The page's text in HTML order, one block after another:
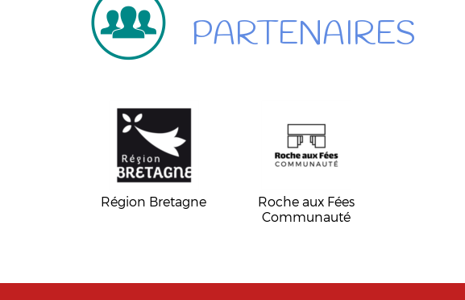
PARTENAIRES
Région Bretagne
Roche aux Fées
Communauté